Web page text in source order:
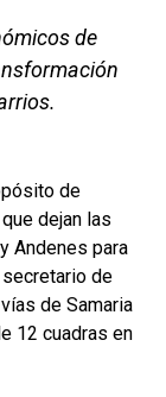
de
de
dejan las
Andenes para
secretario de
de Samaria
12 cuadras en